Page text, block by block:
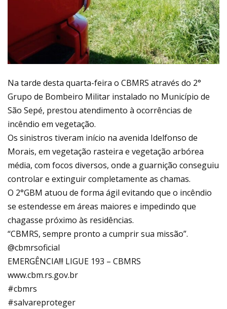
Na tarde desta quarta-feira o CBMRS através do 2°
Grupo de Bombeiro Militar instalado no Município de
São Sepé, prestou atendimento à ocorrências de
incêndio em vegetação.
Os sinistros tiveram início na avenida Idelfonso de
Morais, em vegetação rasteira e vegetação arbórea
média, com focos diversos, onde a guarnição conseguiu
controlar e extinguir completamente as chamas.
O 2°GBM atuou de forma ágil evitando que o incêndio
se estendesse em áreas maiores e impedindo que
chagasse próximo às residências.
“CBMRS, sempre pronto a cumprir sua missão”.
@cbmrsoficial
EMERGÊNCIA!!! LIGUE 193 – CBMRS
www.cbm.rs.gov.br
#cbmrs
#salvareproteger